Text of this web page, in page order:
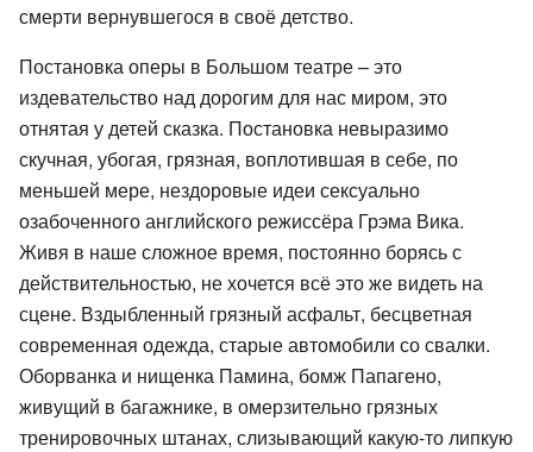
смерти вернувшегося в своё детство.
Постановка оперы в Большом театре – это
издевательство над дорогим для нас миром, это
отнятая у детей сказка. Постановка невыразимо
скучная, убогая, грязная, воплотившая в себе, по
меньшей мере, нездоровые идеи сексуально
озабоченного английского режиссёра Грэма Вика.
Живя в наше сложное время, постоянно борясь с
действительностью, не хочется всё это же видеть на
сцене. Вздыбленный грязный асфальт, бесцветная
современная одежда, старые автомобили со свалки.
Оборванка и нищенка Памина, бомж Папагено,
живущий в багажнике, в омерзительно грязных
тренировочных штанах, слизывающий какую-то липкую